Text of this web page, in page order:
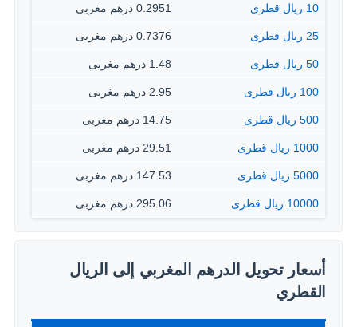
10 ريال قطرى 0.2951 درهم مغربى
25 ريال قطرى 0.7376 درهم مغربى
50 ريال قطرى 1.48 درهم مغربى
100 ريال قطرى 2.95 درهم مغربى
500 ريال قطرى 14.75 درهم مغربى
1000 ريال قطرى 29.51 درهم مغربى
5000 ريال قطرى 147.53 درهم مغربى
10000 ريال قطرى 295.06 درهم مغربى
أسعار تحويل الدرهم المغربي إلى الريال
القطري